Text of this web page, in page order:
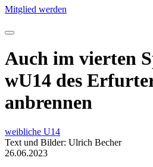
Mitglied werden
Auch im vierten
wU14 des
anbrennen
weibliche U14
Text und Bilder: Ulrich Becher
26.06.2023